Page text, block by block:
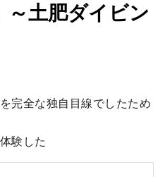
土肥ダイビン
完全な独自目線でしたため
験した